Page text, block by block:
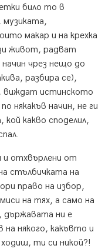
било то в
макар и на крехка
живот, радват
чрез нещо до
разбира се),
виждат истинското
някакъв начин, не ги
какво споделил,
и отхвърлени от
стълбичката на
право на избор,
на тях, а само на
ни е
на някого, какъвто и
ти си никой?!